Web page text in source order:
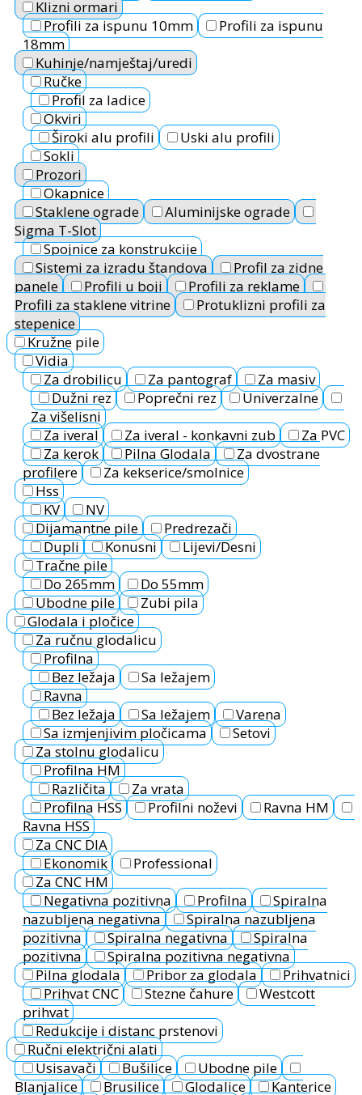
Klizni ormari
Profili za ispunu 10mm
Profili za ispunu
18mm
Kuhinje/namještaj/uredi
Ručke
Profil za ladice
Okviri
Široki alu profili
Uski alu profili
Sokli
Prozori
Okapnice
Staklene ograde
Aluminijske ograde
Sigma T-Slot
Spojnice za konstrukcije
Sistemi za izradu štandova
Profil za zidne
panele
Profili u boji
Profili za reklame
Profili za staklene vitrine
Protuklizni profili za
stepenice
Kružne pile
Vidia
Za drobilicu
Za pantograf
Za masiv
Dužni rez
Poprečni rez
Univerzalne
Za višelisni
Za iveral
Za iveral - konkavni zub
Za PVC
Za kerok
Pilna Glodala
Za dvostrane
profilere
Za kekserice/smolnice
Hss
KV
NV
Dijamantne pile
Predrezači
Dupli
Konusni
Lijevi/Desni
Tračne pile
Do 265mm
Do 55mm
Ubodne pile
Zubi pila
Glodala i pločice
Za ručnu glodalicu
Profilna
Bez ležaja
Sa ležajem
Ravna
Bez ležaja
Sa ležajem
Varena
Sa izmjenjivim pločicama
Setovi
Za stolnu glodalicu
Profilna HM
Različita
Za vrata
Profilna HSS
Profilni noževi
Ravna HM
Ravna HSS
Za CNC DIA
Ekonomik
Professional
Za CNC HM
Negativna pozitivna
Profilna
Spiralna
nazubljena negativna
Spiralna nazubljena
pozitivna
Spiralna negativna
Spiralna
pozitivna
Spiralna pozitivna negativna
Pilna glodala
Pribor za glodala
Prihvatnici
Prihvat CNC
Stezne čahure
Westcott
prihvat
Redukcije i distanc prstenovi
Ručni električni alati
Usisavači
Bušilice
Ubodne pile
Blanjalice
Brusilice Glodalice Kanterice